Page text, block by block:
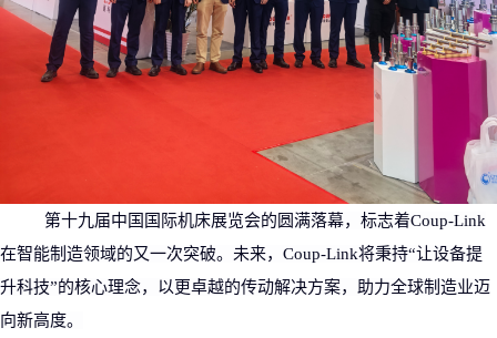
第十九届中国国际机床展览会的圆满落幕，标志着Coup-Link
在智能制造领域的又一次突破。未来， Coup-Link将秉持“让设备提
升科技”的核心理念，以更卓越的传动解决方案，助力全球制造业迈
向新高度。